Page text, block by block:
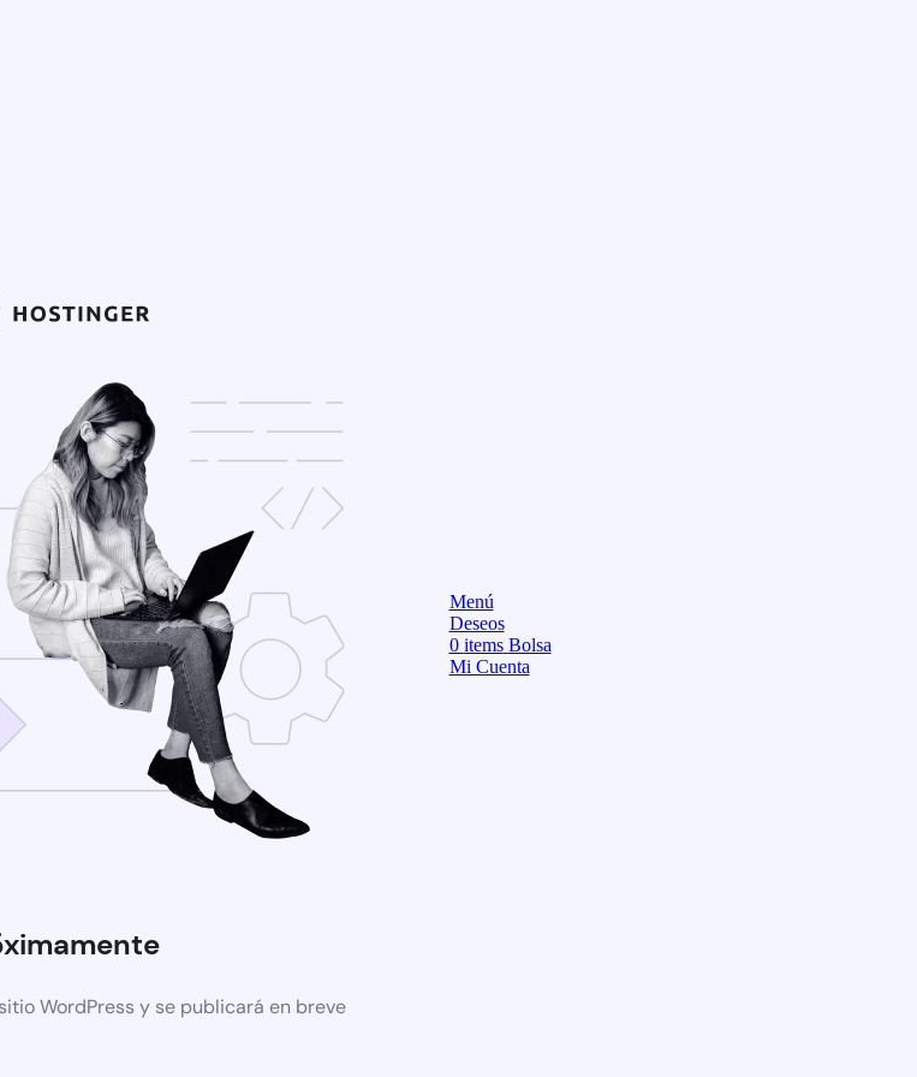
WordPress y se publicará en breve
Menú
Deseos
0 items Bolsa
Mi Cuenta